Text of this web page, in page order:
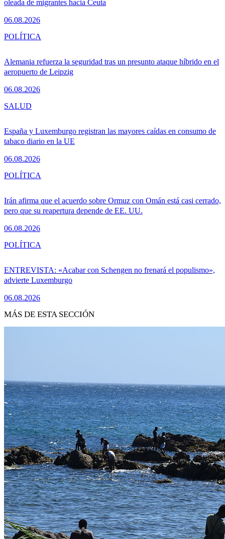
oleada de migrantes hacia Ceuta
06.08.2026
Alemania refuerza la seguridad tras un presunto ataque híbrido en el
aeropuerto de Leipzig
06.08.2026
POLÍTICA
España y Luxemburgo registran las mayores caídas en consumo de
tabaco diario en la UE
06.08.2026
SALUD
Irán afirma que el acuerdo sobre Ormuz con Omán está casi cerrado,
pero que su reapertura depende de EE. UU.
06.08.2026
POLÍTICA
ENTREVISTA: «Acabar con Schengen no frenará el populismo»,
advierte Luxemburgo
06.08.2026
POLÍTICA
MÁS DE ESTA SECCIÓN